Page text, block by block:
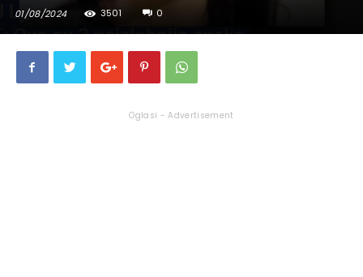
01/08/2024 3501 0
Oglasi - Advertisement